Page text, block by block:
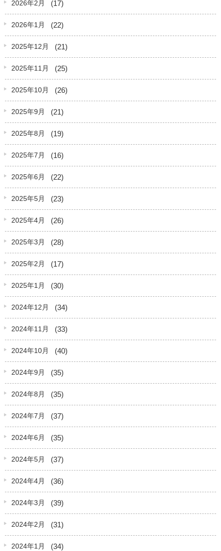
2026年2月 (17)
2026年1月 (22)
2025年12月 (21)
2025年11月 (25)
2025年10月 (26)
2025年9月 (21)
2025年8月 (19)
2025年7月 (16)
2025年6月 (22)
2025年5月 (23)
2025年4月 (26)
2025年3月 (28)
2025年2月 (17)
2025年1月 (30)
2024年12月 (34)
2024年11月 (33)
2024年10月 (40)
2024年9月 (35)
2024年8月 (35)
2024年7月 (37)
2024年6月 (35)
2024年5月 (37)
2024年4月 (36)
2024年3月 (39)
2024年2月 (31)
2024年1月 (34)